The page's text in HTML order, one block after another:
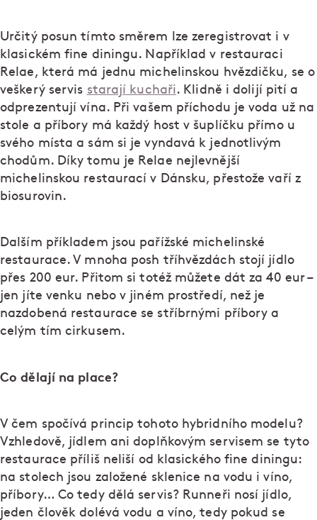
Určitý posun tímto směrem lze zeregistrovat i v
klasickém fine diningu. Například v restauraci
Relae, která má jednu michelinskou hvězdičku, se o
veškerý servis starají kuchaři. Klidně i dolijí pití a
odprezentují vína. Při vašem příchodu je voda už na
stole a příbory má každý host v šuplíčku přímo u
svého místa a sám si je vyndavá k jednotlivým
chodům. Díky tomu je Relae nejlevnější
michelinskou restaurací v Dánsku, přestože vaří z
biosurovin.
Dalším příkladem jsou pařížské michelinské
restaurace. V mnoha posh tříhvězdách stojí jídlo
přes 200 eur. Přitom si totéž můžete dát za 40 eur –
jen jíte venku nebo v jiném prostředí, než je
nazdobená restaurace se stříbrnými příbory a
celým tím cirkusem.
Co dělají na place?
V čem spočívá princip tohoto hybridního modelu?
Vzhledově, jídlem ani doplňkovým servisem se tyto
restaurace příliš neliší od klasického fine diningu:
na stolech jsou založené sklenice na vodu i víno,
příbory… Co tedy dělá servis? Runneři nosí jídlo,
jeden člověk dolévá vodu a víno, tedy pokud se